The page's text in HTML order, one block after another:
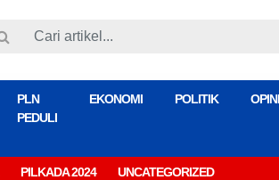
PLN
PEDULI
EKONOMI POLITIK OPINI
PILKADA 2024 UNCATEGORIZED